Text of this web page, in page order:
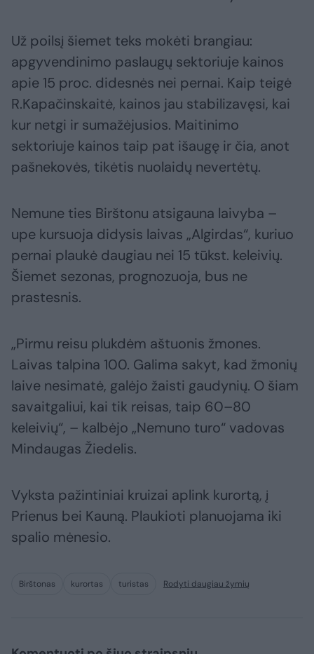
Už poilsį šiemet teks mokėti brangiau:
apgyvendinimo paslaugų sektoriuje kainos
apie 15 proc. didesnės nei pernai. Kaip teigė
R.Kapačinskaitė, kainos jau stabilizavęsi, kai
kur netgi ir sumažėjusios. Maitinimo
sektoriuje kainos taip pat išaugę ir čia, anot
pašnekovės, tikėtis nuolaidų nevertėtų.
Nemune ties Birštonu atsigauna laivyba –
upe kursuoja didysis laivas „Algirdas“, kuriuo
pernai plaukė daugiau nei 15 tūkst. keleivių.
Šiemet sezonas, prognozuoja, bus ne
prastesnis.
„Pirmu reisu plukdėm aštuonis žmones.
Laivas talpina 100. Galima sakyt, kad žmonių
laive nesimatė, galėjo žaisti gaudynių. O šiam
savaitgaliui, kai tik reisas, taip 60–80
keleivių“, – kalbėjo „Nemuno turo“ vadovas
Mindaugas Žiedelis.
Vyksta pažintiniai kruizai aplink kurortą, į
Prienus bei Kauną. Plaukioti planuojama iki
spalio mėnesio.
Birštonas kurortas turistas Rodyti daugiau žymių